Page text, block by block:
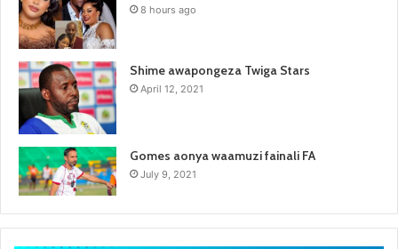
8 hours ago
Shime awapongeza Twiga Stars
April 12, 2021
Gomes aonya waamuzi fainali FA
July 9, 2021